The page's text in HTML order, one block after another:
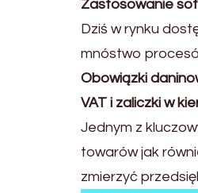
Zastosowanie
Dziś w rynku
mnóstwo
Obowiązki
VAT i zaliczki w
Jednym z
towarów jak
zmierzyć